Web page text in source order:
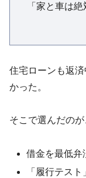
「家と車は
住宅ローンも返
かった。
そこで選んだのが
借金を最低弁
「履行テス